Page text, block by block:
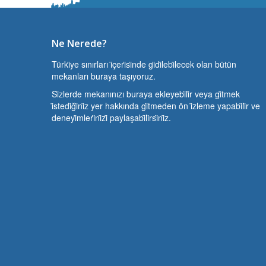
Ne Nerede?
Türki̇ye sınırları i̇çeri̇si̇nde gi̇di̇lebi̇lecek olan bütün
mekanları buraya taşıyoruz.
Si̇zlerde mekanınızı buraya ekleyebi̇li̇r veya gi̇tmek
i̇stedi̇ği̇ni̇z yer hakkında gi̇tmeden ön i̇zleme yapabi̇li̇r ve
deneyi̇mleri̇ni̇zi̇ paylaşabi̇li̇rsi̇ni̇z.